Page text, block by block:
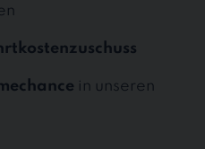
in unseren